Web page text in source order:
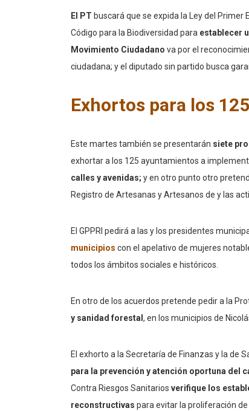
El PT buscará que se expida la Ley del Primer
Código para la Biodiversidad para establecer
Movimiento Ciudadano va por el
ciudadana; y el diputado sin partido busca
Exhortos para los
Este martes también se presentarán siete
exhortar a los 125 ayuntamientos a
calles y avenidas; y en otro punto otro
Registro de Artesanas y Artesanos de y las
El GPPRI pedirá a las y los presidentes
municipios con el apelativo de mujeres
todos los ámbitos sociales e históricos.
En otro de los acuerdos pretende pedir a la
y sanidad forestal , en los municipios de
El exhorto a la Secretaría de Finanzas y la de
para la prevención y atención oportuna del
Contra Riesgos Sanitarios verifique los
reconstructivas para evitar la proliferación de